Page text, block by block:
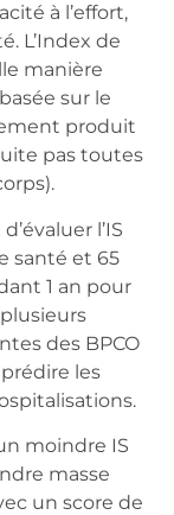
à l’effort,
L’Index de
manière
sur le
produit
pas toutes
l’IS
santé et 65
1 an pour
des BPCO
les
moindre IS
masse
un score de